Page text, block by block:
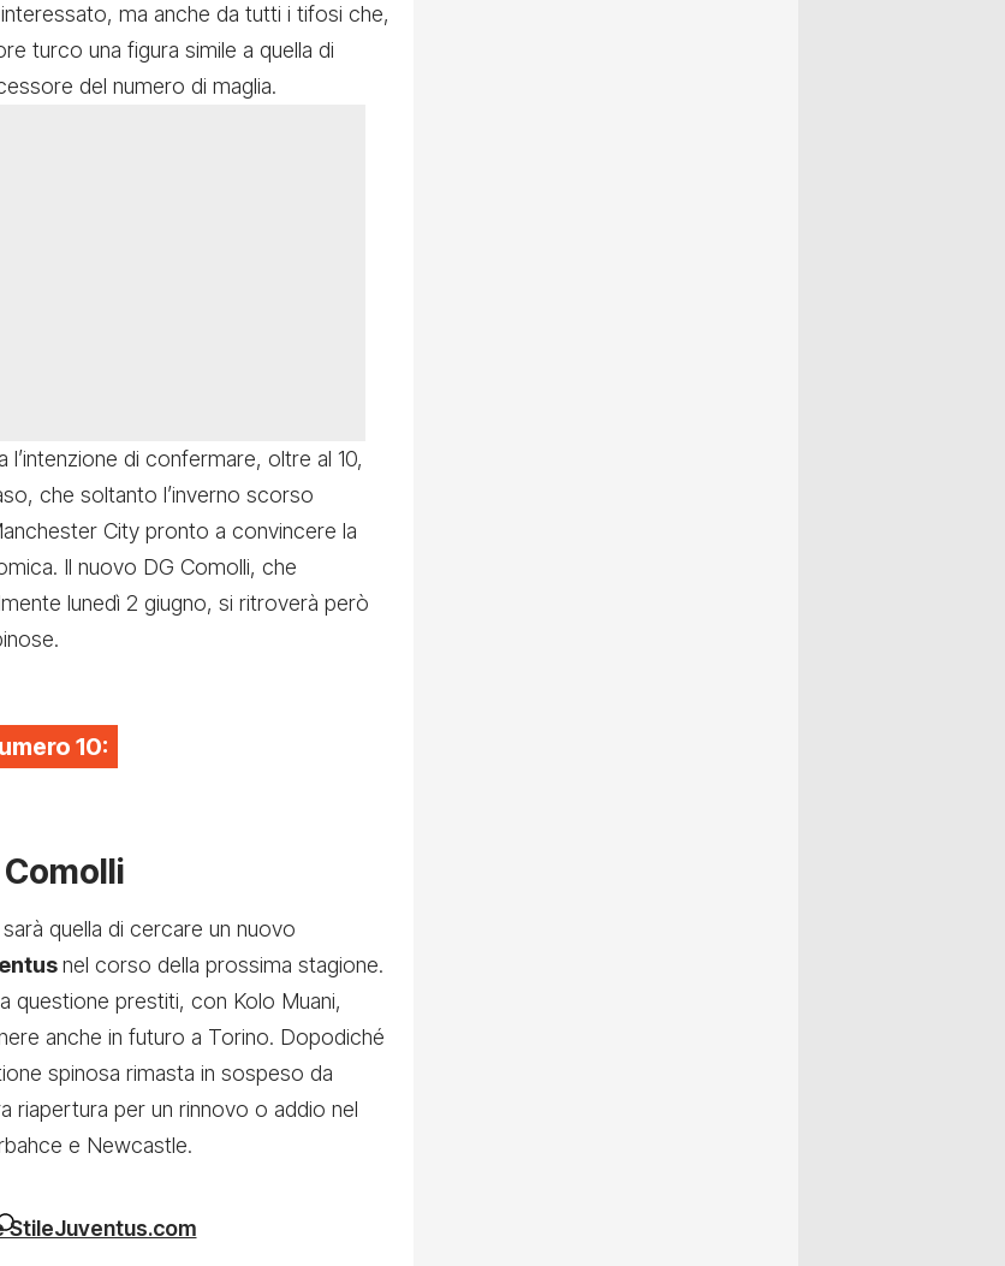
ma anche da tutti i tifosi che,
turco una figura simile a quella di
del numero di maglia.
di confermare, oltre al 10,
che soltanto l’inverno scorso
City pronto a convincere la
Il nuovo DG Comolli, che
lunedì 2 giugno, si ritroverà però
10:
quella di cercare un nuovo
nel corso della prossima stagione.
questione prestiti, con Kolo Muani,
anche in futuro a Torino. Dopodiché
spinosa rimasta in sospeso da
riapertura per un rinnovo o addio nel
e Newcastle.
StileJuventus.com